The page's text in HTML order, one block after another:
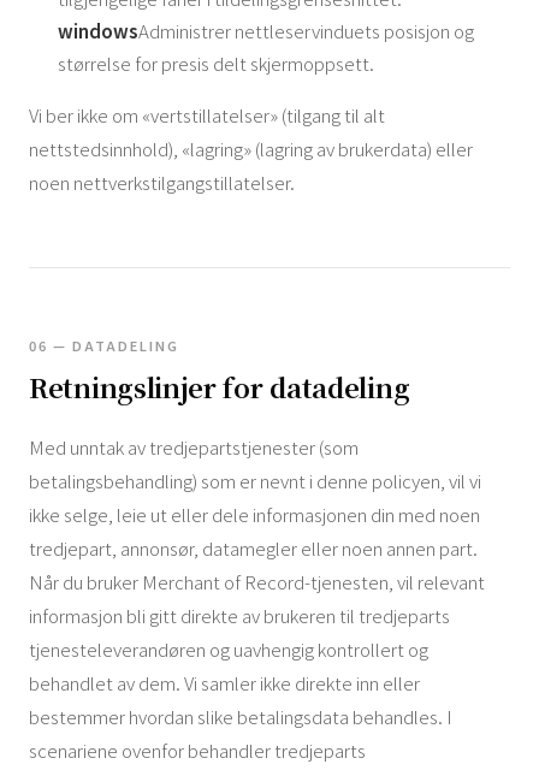
windowsAdministrer nettleservinduets posisjon og
størrelse for presis delt skjermoppsett.
Vi ber ikke om «vertstillatelser» (tilgang til alt
nettstedsinnhold), «lagring» (lagring av brukerdata) eller
noen nettverkstilgangstillatelser.
06 — DATADELING
Retningslinjer for datadeling
Med unntak av tredjepartstjenester (som
betalingsbehandling) som er nevnt i denne policyen, vil vi
ikke selge, leie ut eller dele informasjonen din med noen
tredjepart, annonsør, datamegler eller noen annen part.
Når du bruker Merchant of Record-tjenesten, vil relevant
informasjon bli gitt direkte av brukeren til tredjeparts
tjenesteleverandøren og uavhengig kontrollert og
behandlet av dem. Vi samler ikke direkte inn eller
bestemmer hvordan slike betalingsdata behandles. I
scenariene ovenfor behandler tredjeparts